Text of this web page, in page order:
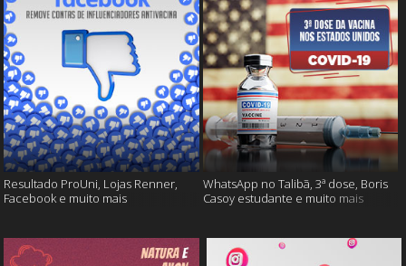
Resultado ProUni, Lojas Renner,
Facebook e muito mais
WhatsApp no Talibã, 3ª dose, Boris
Casoy estudante e muito mais